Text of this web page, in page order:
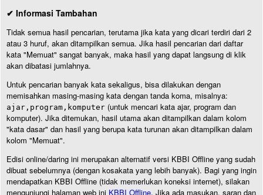
✔ Informasi Tambahan
Tidak semua hasil pencarian, terutama jika kata yang dicari terdiri dari 2
atau 3 huruf, akan ditampilkan semua. Jika hasil pencarian dari daftar
kata "Memuat" sangat banyak, maka hasil yang dapat langsung di klik
akan dibatasi jumlahnya.
Untuk pencarian banyak kata sekaligus, bisa dilakukan dengan
memisahkan masing-masing kata dengan tanda koma, misalnya:
ajar,program,komputer (untuk mencari kata ajar, program dan
komputer). Jika ditemukan, hasil utama akan ditampilkan dalam kolom
"kata dasar" dan hasil yang berupa kata turunan akan ditampilkan dalam
kolom "Memuat".
Edisi online/daring ini merupakan alternatif versi KBBI Offline yang sudah
dibuat sebelumnya (dengan kosakata yang lebih banyak). Bagi yang ingin
mendapatkan KBBI Offline (tidak memerlukan koneksi internet), silakan
mengunjungi halaman web ini KBBI Offline. Jika ada masukan, saran dan